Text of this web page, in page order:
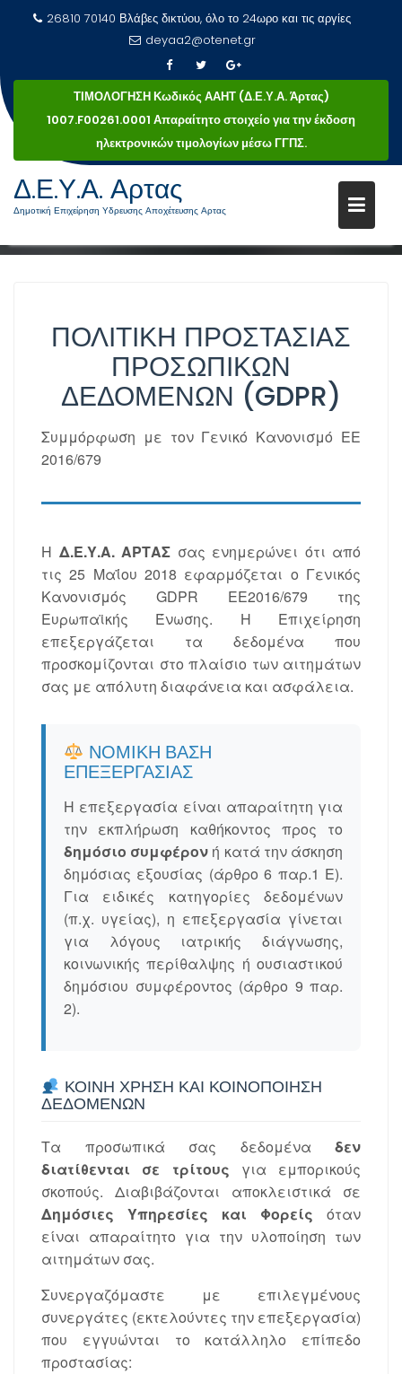
περιεχόμενο
26810 70140 Βλάβες δικτύου, όλο το 24ωρο και τις αργίες
deyaa2@otenet.gr
ΤΙΜΟΛΟΓΗΣΗ Κωδικός ΑΑΗΤ (Δ.Ε.Υ.Α. Άρτας)
1007.F00261.0001 Απαραίτητο στοιχείο για την έκδοση
ηλεκτρονικών τιμολογίων μέσω ΓΓΠΣ.
Δ.Ε.Υ.Α. Αρτας
Δημοτική Επιχείρηση Υδρευσης Αποχέτευσης Αρτας
ΠΟΛΙΤΙΚΉ ΠΡΟΣΤΑΣΊΑΣ ΠΡΟΣΩΠΙΚΏΝ
ΔΕΔΟΜΈΝΩΝ
ΠΟΛΙΤΙΚΉ ΠΡΟΣΤΑΣΊΑΣ
ΠΡΟΣΩΠΙΚΏΝ
ΔΕΔΟΜΈΝΩΝ (GDPR)
Συμμόρφωση με τον Γενικό Κανονισμό ΕΕ
2016/679
Η Δ.Ε.Υ.Α. ΑΡΤΑΣ σας ενημερώνει ότι από
τις 25 Μαΐου 2018 εφαρμόζεται ο Γενικός
Κανονισμός GDPR EE2016/679 της
Ευρωπαϊκής Ένωσης. Η Επιχείρηση
επεξεργάζεται τα δεδομένα που
προσκομίζονται στο πλαίσιο των αιτημάτων
σας με απόλυτη διαφάνεια και ασφάλεια.
ΝΟΜΙΚΉ ΒΆΣΗ
ΕΠΕΞΕΡΓΑΣΊΑΣ
Η επεξεργασία είναι απαραίτητη για
την εκπλήρωση καθήκοντος προς το
δημόσιο συμφέρον ή κατά την άσκηση
δημόσιας εξουσίας (άρθρο 6 παρ.1 Ε).
Για ειδικές κατηγορίες δεδομένων
(π.χ. υγείας), η επεξεργασία γίνεται
για λόγους ιατρικής διάγνωσης,
κοινωνικής περίθαλψης ή ουσιαστικού
δημόσιου συμφέροντος (άρθρο 9 παρ.
2).
ΚΟΙΝΉ ΧΡΉΣΗ ΚΑΙ ΚΟΙΝΟΠΟΊΗΣΗ
ΔΕΔΟΜΈΝΩΝ
Τα προσωπικά σας δεδομένα δεν
διατίθενται σε τρίτους για εμπορικούς
σκοπούς. Διαβιβάζονται αποκλειστικά σε
Δημόσιες Υπηρεσίες και Φορείς όταν
είναι απαραίτητο για την υλοποίηση των
αιτημάτων σας.
Συνεργαζόμαστε με επιλεγμένους
συνεργάτες (εκτελούντες την επεξεργασία)
που εγγυώνται το κατάλληλο επίπεδο
προστασίας: